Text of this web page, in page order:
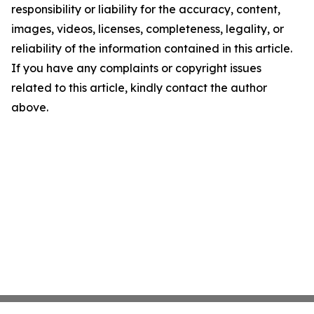
responsibility or liability for the accuracy, content,
images, videos, licenses, completeness, legality, or
reliability of the information contained in this article.
If you have any complaints or copyright issues
related to this article, kindly contact the author
above.